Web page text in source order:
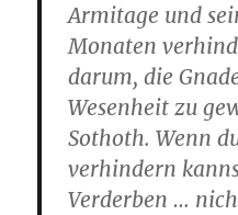
Armitage und
Monaten
darum, die
Wesenheit zu
Sothoth. Wenn
verhindern
Verderben …